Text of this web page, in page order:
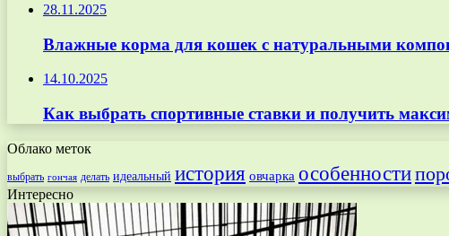
28.11.2025
Влажные корма для кошек с натуральными
14.10.2025
Как выбрать спортивные ставки и получить
Облако меток
выбрать гончая делать идеальный история овчарка особенности
Интересно